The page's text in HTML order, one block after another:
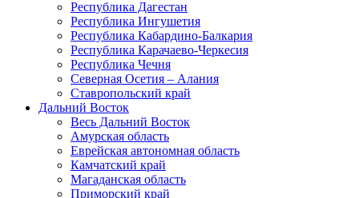
Республика Дагестан
Республика Ингушетия
Республика Кабардино-Балкария
Республика Карачаево-Черкесия
Республика Чечня
Северная Осетия – Алания
Ставропольский край
Дальний Восток
Весь Дальний Восток
Амурская область
Еврейская автономная область
Камчатский край
Магаданская область
Приморский край